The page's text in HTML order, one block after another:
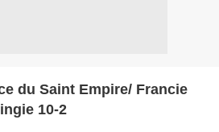
du Saint Empire/ Francie
10-2